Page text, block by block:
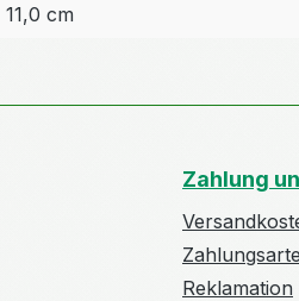
11,0 cm
Zahlung
Reklamation